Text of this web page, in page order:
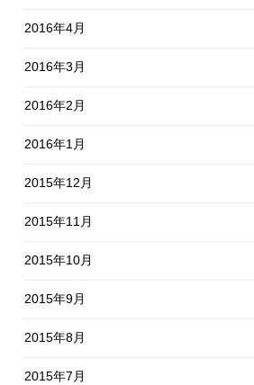
2016年4月
2016年3月
2016年2月
2016年1月
2015年12月
2015年11月
2015年10月
2015年9月
2015年8月
2015年7月